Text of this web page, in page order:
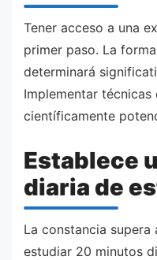
Tener acceso a una
primer paso. La
determinará
Implementar
científicamente
Establece
diaria de
La constancia
estudiar 20 minutos